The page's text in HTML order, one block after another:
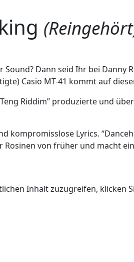
Dann seid Ihr bei
Casio MT-41 kommt auf
Riddim” produzierte und
kompromisslose Lyrics.
von früher und macht
Inhalt zuzugreifen, klicken